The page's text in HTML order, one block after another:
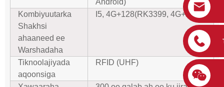
Android)
Kombiyuutarka
Shakhsi
ahaaneed ee
Warshadaha
I5, 4G+128(RK3399, 4G+16G)
Tiknoolajiyada
aqoonsiga
RFID (UHF)